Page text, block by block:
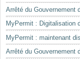
Arrêté du Gouvernement
MyPermit : Digitalisation
MyPermit : maintenant
Arrêté du Gouvernement